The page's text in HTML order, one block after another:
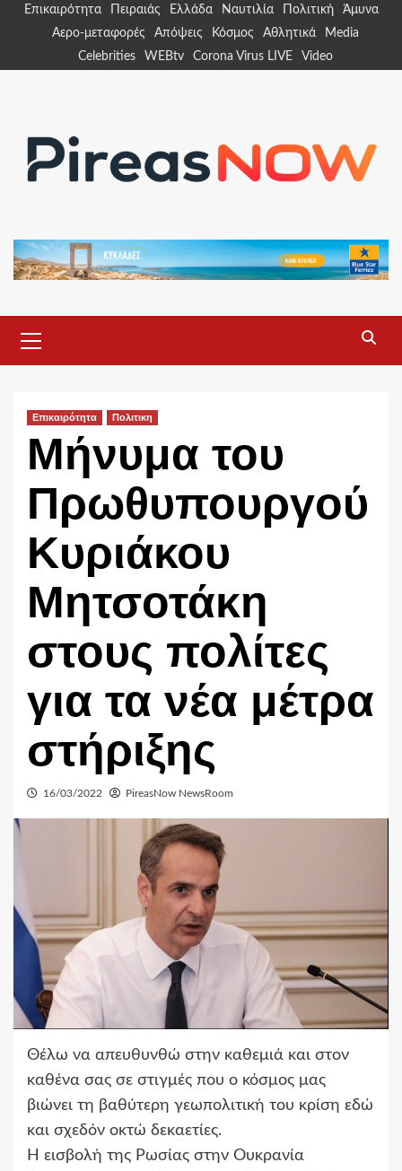
Επικαιρότητα Πειραιάς Ελλάδα Ναυτιλία Πολιτική
Άμυνα
Αερο-μεταφορές
Απόψεις Κόσμος Αθλητικά
Media
Celebrities
WEBtv Corona Virus LIVE Video
Menu
Επικαιρότητα Πολιτικη
Μήνυμα του
Πρωθυπουργού
Κυριάκου
Μητσοτάκη
στους πολίτες
για τα νέα μέτρα
στήριξης
16/03/2022 PireasNow NewsRoom
Θέλω να απευθυνθώ στην καθεμιά και στον
καθένα σας σε στιγμές που ο κόσμος μας
βιώνει τη βαθύτερη γεωπολιτική του κρίση εδώ
και σχεδόν οκτώ δεκαετίες.
Η εισβολή της Ρωσίας στην Ουκρανία